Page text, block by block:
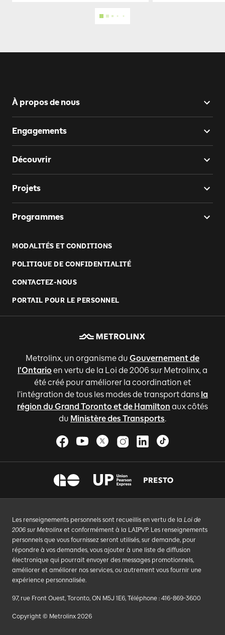
À propos de nous
Engagements
Découvrir
Projets
Programmes
MODALITÉS ET CONDITIONS
POLITIQUE DE CONFIDENTIALITÉ
CONTACTEZ-NOUS
PORTAIL POUR LE PERSONNEL
Metrolinx, un organisme du Gouvernement de
l'Ontario en vertu de la Loi de 2006 sur Metrolinx, a
été créé pour améliorer la coordination et
l'intégration de tous les modes de transport dans la
région du Grand Toronto et de Hamilton aux côtés
du Ministère des Transports.
Les renseignements personnels sont recueillis en vertu de la Loi de
2006 sur Metrolinx et conformément à la LAIPVP. Les renseignements
personnels que vous fournissez seront utilisés, sur demande, pour
répondre à vos demandes, vous ajouter à une liste de diffusion
électronique qui pourrait envoyer des messages promotionnels,
améliorer et améliorer nos services, ou autrement vous fournir une
expérience personnalisée.
97, rue Front Ouest, Toronto, ON M5J 1E6, Téléphone : 416-869-3600
Copyright © Metrolinx 2026